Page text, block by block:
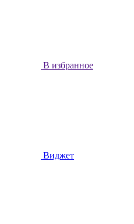
В избранное
Виджет